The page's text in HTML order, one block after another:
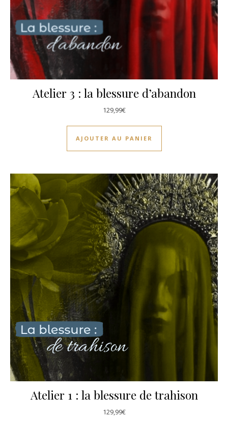
Atelier 3 : la blessure d’abandon
129,99€
AJOUTER AU PANIER
Atelier 1 : la blessure de trahison
129,99€